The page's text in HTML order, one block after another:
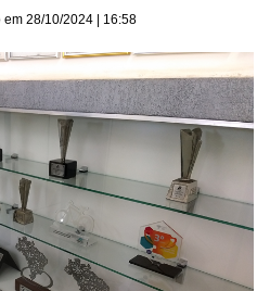
em 28/10/2024 | 16:58